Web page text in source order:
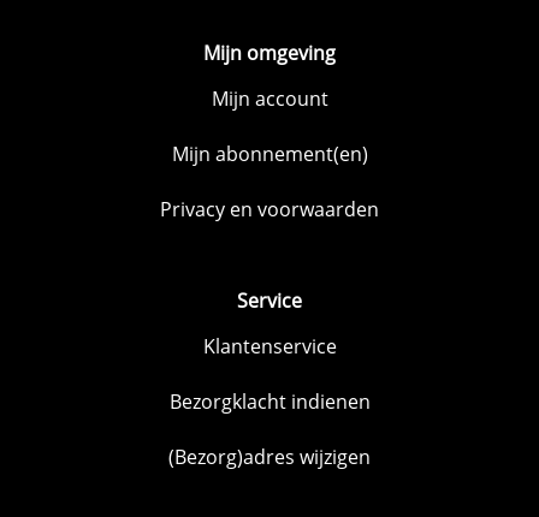
Mijn omgeving
Mijn account
Mijn abonnement(en)
Privacy en voorwaarden
Service
Klantenservice
Bezorgklacht indienen
(Bezorg)adres wijzigen